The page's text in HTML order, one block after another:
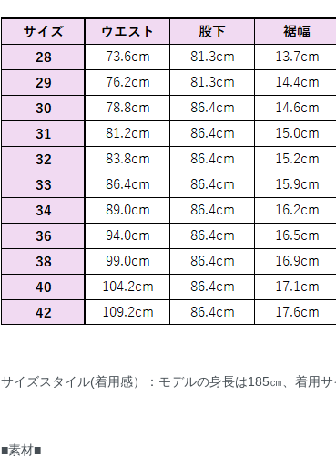
サイズスタイル(着用感）：モデルの身長は185㎝、着用サ
■素材■